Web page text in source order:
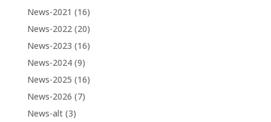
News-2021 (16)
News-2022(20)
News-2023 (16)
News-2024(9)
News-2025 (16)
News-2026 (7)
News-alt(3)